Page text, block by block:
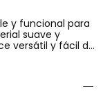
y funcional para
suave y
versátil y fácil de
añadiendo un
tallas desde
y niños de hasta
estilo a